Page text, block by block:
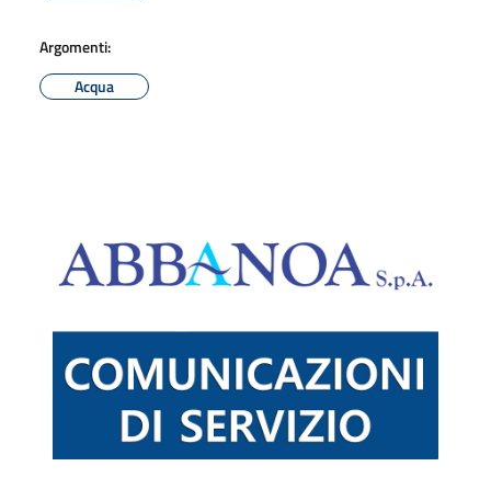
Argomenti:
Acqua